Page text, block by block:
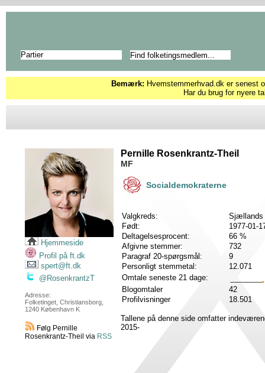
Partier
Bemærk: Hvemstemmerhvad.dk er senest
Har du brug for nyere
Hjemmeside
Profil på ft.dk
spert@ft.dk
@RosenkrantzT
Adresse:
Folketinget, Christiansborg,
1240 København K
Følg Pernille
Rosenkrantz-Theil via RSS
Pernille Rosenkrantz-Theil
MF
Socialdemokraterne
Valgkreds:
Sjællands
Født:
1977-01-
Deltagelsesprocent:
66 %
Afgivne stemmer:
732
Paragraf 20-spørgsmål:
9
Personligt stemmetal:
12.071
Omtale seneste 21 dage:
Blogomtaler
42
Profilvisninger
18.501
Tallene på denne side omfatter
2015-